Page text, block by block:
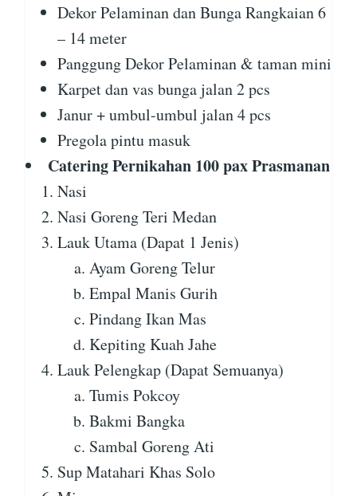
Dekor Pelaminan dan Bunga Rangkaian 6
– 14 meter
Panggung Dekor Pelaminan & taman mini
Karpet dan vas bunga jalan 2 pcs
Janur + umbul-umbul jalan 4 pcs
Pregola pintu masuk
Catering Pernikahan 100 pax Prasmanan
Nasi
Nasi Goreng Teri Medan
Lauk Utama (Dapat 1 Jenis)
Ayam Goreng Telur
Empal Manis Gurih
Pindang Ikan Mas
Kepiting Kuah Jahe
Lauk Pelengkap (Dapat Semuanya)
Tumis Pokcoy
Bakmi Bangka
Sambal Goreng Ati
Sup Matahari Khas Solo